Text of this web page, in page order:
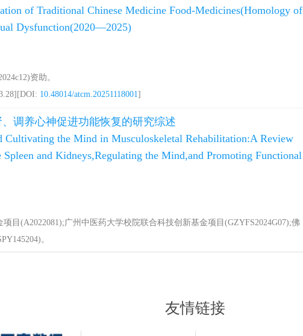
of Traditional Chinese Medicine Food-Medicines(Homology of
Dysfunction(2020—2025)
资助。
10.48014/atcm.20251118001]
调养心神促进功能恢复的研究综述
Cultivating the Mind in Musculoskeletal Rehabilitation:A Review
Spleen and Kidneys,Regulating the Mind,and Promoting Functional
目(A2022081);广州中医药大学校院联合科技创新基金项目(GZYFS2024G07);佛
。
Ganoderma lucidum Polysaccharide on Dextran Sulfate Sodium
友情链接